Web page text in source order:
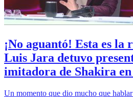
¡No aguantó! Esta es la
Luis Jara detuvo
imitadora de Shakira
Un momento que dio mucho que